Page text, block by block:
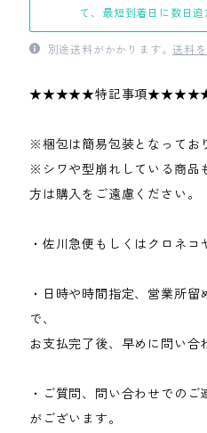
て、最短到着日に数日追
別途送料がかかります。送料
★★★★★特記事項
※梱包は簡易包装となってお
※シワや型崩れしている商品
方は購入をご遠慮ください。
・佐川急便もしくはクロネコ
・日時や時間指定、営業所
で、
お支払完了後、早めに問い合
・ご質問、問い合わせでの
がございます。